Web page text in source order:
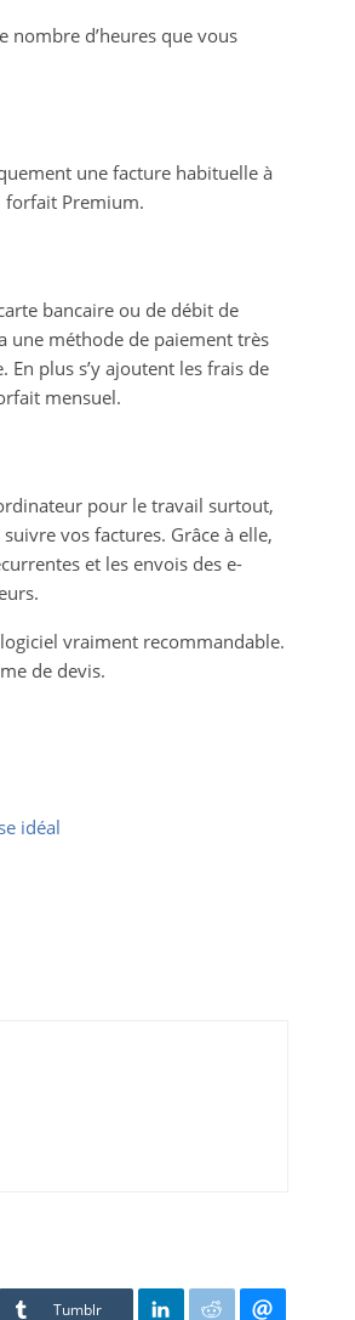
d’heures que vous
une facture habituelle à
forfait Premium.
bancaire ou de débit de
une méthode de paiement très
En plus s’y ajoutent les frais de
mensuel.
pour le travail surtout,
vos factures. Grâce à elle,
et les envois des e-
vraiment recommandable.
de devis.
idéal
Tumblr